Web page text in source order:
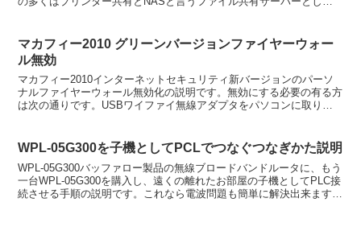
マカフィー2010 グリーンバージョンファイヤーウォー
ル無効
マカフィー2010インターネットセキュリティ新バージョンのパーソ
ナルファイヤーウォール無効化の説明です。無効にする必要の有る方
は次の通りです。USBワイファイ無線アダプタをパソコンに取り付
WPL-05G300を子機としてPCLでつなぐつなぎかた説明
WPL-05G300バッファロー製品の無線ブロードバンドルータに、もう
一台WPL-05G300を購入し、遠くの離れたお部屋の子機としてPLC接
続させる手順の説明です。これなら電波問題も簡単に解決出来ます。